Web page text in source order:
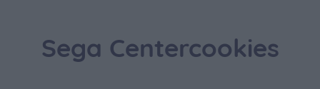
Sega Centercookies